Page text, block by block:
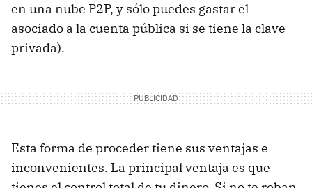
en una nube P2P, y sólo puedes gastar el
asociado a la cuenta pública si se tiene la clave
privada).
Esta forma de proceder tiene sus ventajas e
inconvenientes. La principal ventaja es que